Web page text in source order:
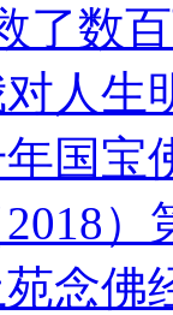
了数
人生
国宝
念佛